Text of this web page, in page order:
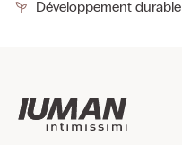
Développement durable